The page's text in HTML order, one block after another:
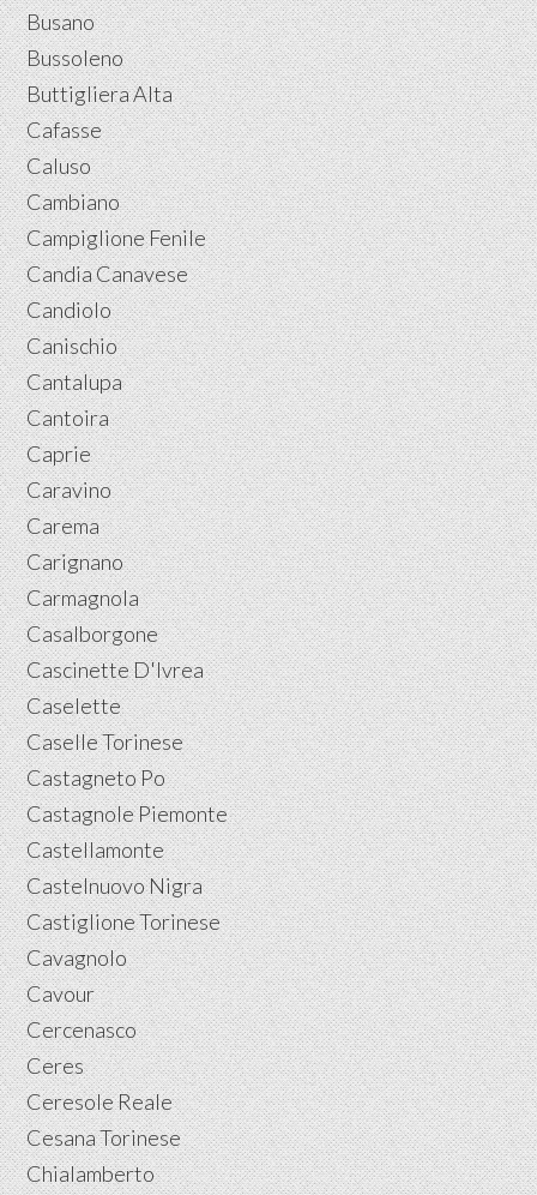
Busano
Bussoleno
Buttigliera Alta
Cafasse
Caluso
Cambiano
Campiglione Fenile
Candia Canavese
Candiolo
Canischio
Cantalupa
Cantoira
Caprie
Caravino
Carema
Carignano
Carmagnola
Casalborgone
Cascinette D'Ivrea
Caselette
Caselle Torinese
Castagneto Po
Castagnole Piemonte
Castellamonte
Castelnuovo Nigra
Castiglione Torinese
Cavagnolo
Cavour
Cercenasco
Ceres
Ceresole Reale
Cesana Torinese
Chialamberto